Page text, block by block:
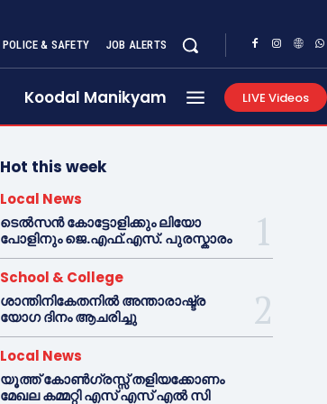
POLICE & SAFETY JOB ALERTS
Koodal Manikyam LIVE Videos
Hot this week
Local News
ടെൽസൻ കോട്ടോളിക്കും ലിയോ
പോളിനും ജെ.എഫ്.എസ്. പുരസ്കാരം
School & College
ശാന്തിനികേതനിൽ അന്താരാഷ്ട്ര
യോഗ ദിനം ആചരിച്ചു
Local News
യൂത്ത് കോൺഗ്രസ്സ് തളിയക്കോണം
മേഖല കമ്മറ്റി എസ് എസ് എൽ സി